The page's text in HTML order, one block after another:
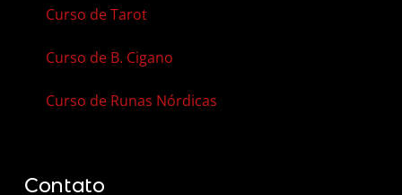
Curso de Tarot
Curso de B. Cigano
Curso de Runas Nórdicas
Contato